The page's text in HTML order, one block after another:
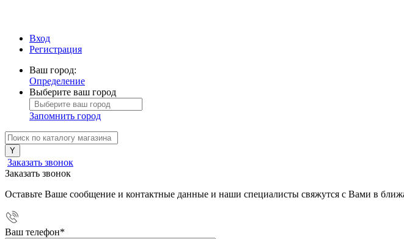
Вход
Регистрация
Ваш город:
Определение
Выберите ваш город
Запомнить город
Заказать звонок
Заказать звонок
Оставьте Ваше сообщение и контактные данные и наши специалисты свяжутся с Вами в
Ваш телефон*